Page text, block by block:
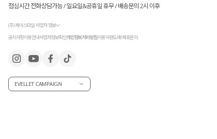
점심시간 전화상담가능 / 일요일&공휴일 휴무 / 배송문의 2시 이후
(주) 제이스타일 사업자 정보
공지사항이용안내사업자정보확인개인정보처리방침이용약관도매/제휴문의
EVELLET CAMPAIGN